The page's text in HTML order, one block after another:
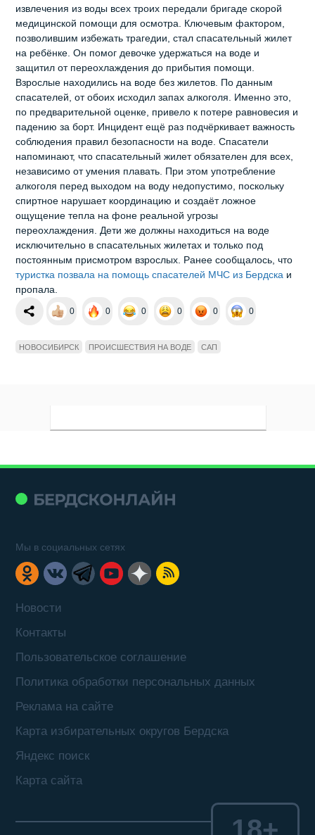
извлечения из воды всех троих передали бригаде скорой
медицинской помощи для осмотра. Ключевым фактором,
позволившим избежать трагедии, стал спасательный жилет
на ребёнке. Он помог девочке удержаться на воде и
защитил от переохлаждения до прибытия помощи.
Взрослые находились на воде без жилетов. По данным
спасателей, от обоих исходил запах алкоголя. Именно это,
по предварительной оценке, привело к потере равновесия и
падению за борт. Инцидент ещё раз подчёркивает важность
соблюдения правил безопасности на воде. Спасатели
напоминают, что спасательный жилет обязателен для всех,
независимо от умения плавать. При этом употребление
алкоголя перед выходом на воду недопустимо, поскольку
спиртное нарушает координацию и создаёт ложное
ощущение тепла на фоне реальной угрозы
переохлаждения. Дети же должны находиться на воде
исключительно в спасательных жилетах и только под
постоянным присмотром взрослых. Ранее сообщалось, что
туристка позвала на помощь спасателей МЧС из Бердска и
пропала.
0 0 0 0 0 0
НОВОСИБИРСК ПРОИСШЕСТВИЯ НА ВОДЕ САП
Новости
Контакты
Пользовательское соглашение
Политика обработки персональных данных
Реклама на сайте
Карта избирательных округов Бердска
Яндекс поиск
Карта сайта
Мы в социальных сетях